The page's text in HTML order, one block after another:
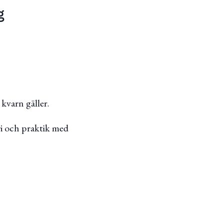
gäller.
och praktik med